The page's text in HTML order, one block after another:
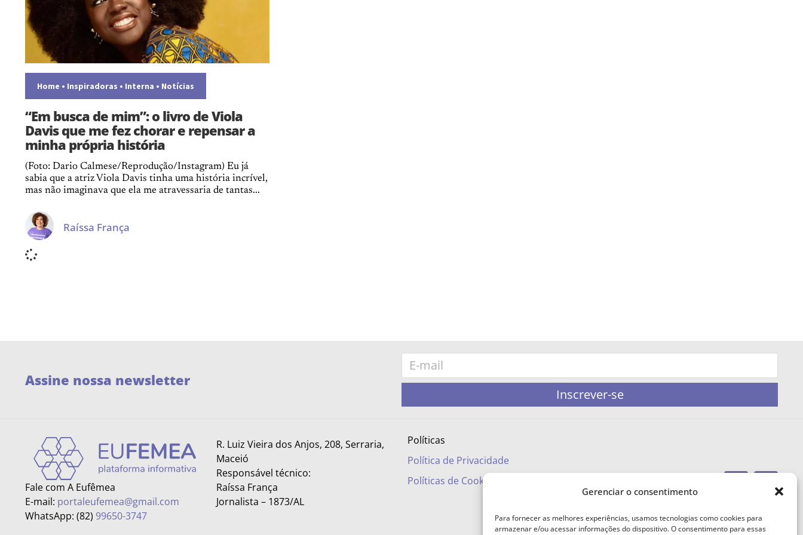
Gerenciar o consentimento
Para fornecer as melhores experiências, usamos tecnologias como cookies para
armazenar e/ou acessar informações do dispositivo. O consentimento para essas
Home • Inspiradoras • Interna • Notícias
“Em busca de mim”: o livro de Viola
Davis que me fez chorar e repensar a
minha própria história
(Foto: Dario Calmese/Reprodução/Instagram) Eu já
sabia que a atriz Viola Davis tinha uma história incrível,
mas não imaginava que ela me atravessaria de tantas...
Raíssa França
Assine nossa newsletter
Inscrever-se
Fale com A Eufêmea
E-mail: portaleufemea@gmail.com
WhatsApp: (82) 99650-3747
R. Luiz Vieira dos Anjos, 208, Serraria,
Maceió
Responsável técnico:
Raíssa França
Jornalista – 1873/AL
Políticas
Política de Privacidade
Políticas de Cookies